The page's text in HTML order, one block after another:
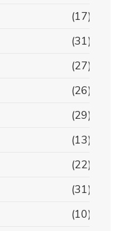
(17)
(31)
(27)
(26)
(29)
(13)
(22)
(31)
(10)